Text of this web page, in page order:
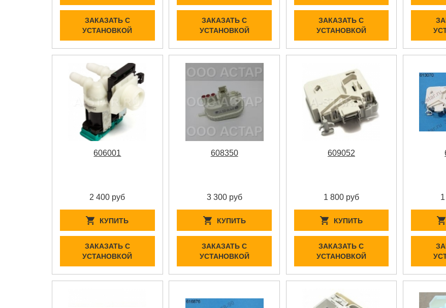
ЗАКАЗАТЬ С
УСТАНОВКОЙ
ЗАКАЗАТЬ С
УСТАНОВКОЙ
ЗАКАЗАТЬ С
УСТАНОВКОЙ
606001
2 400 руб
КУПИТЬ
ЗАКАЗАТЬ С
УСТАНОВКОЙ
608350
3 300 руб
КУПИТЬ
ЗАКАЗАТЬ С
УСТАНОВКОЙ
609052
1 800 руб
КУПИТЬ
ЗАКАЗАТЬ С
УСТАНОВКОЙ